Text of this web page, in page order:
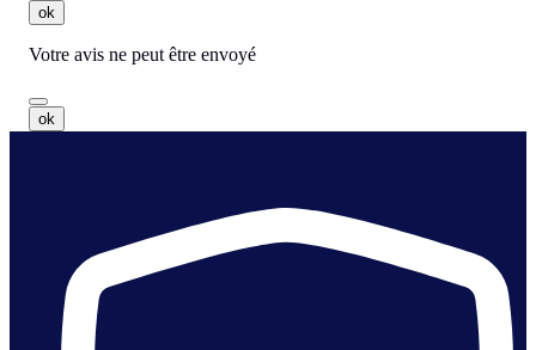
ok
Votre avis ne peut être envoyé
ok